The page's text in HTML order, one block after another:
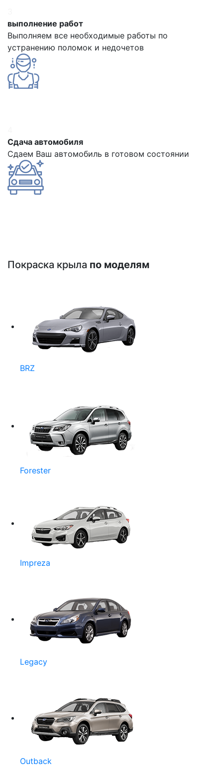
выполнение работ
Выполняем все необходимые работы по
устранению поломок и недочетов
Сдача автомобиля
Сдаем Ваш автомобиль в готовом состоянии
Покраска крыла по моделям
BRZ
Forester
Impreza
Legacy
Outback